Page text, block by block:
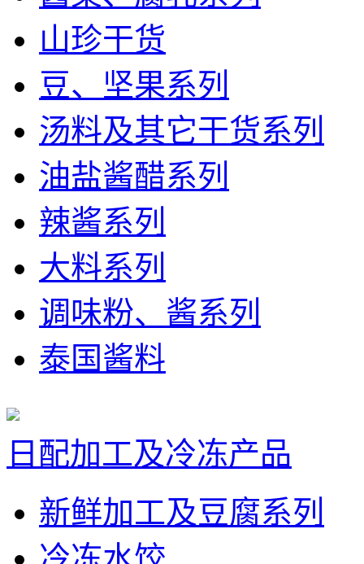
山珍干货
豆、坚果系列
汤料及其它干货系列
油盐酱醋系列
辣酱系列
大料系列
调味粉、酱系列
泰国酱料
日配加工及冷冻产品
新鲜加工及豆腐系列